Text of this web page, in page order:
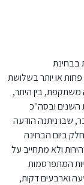
בבחינת
או יותר בשלושת
משתקפת, בין היתר,
השנים ובסה"כ
שבו ניתנה הודעה
ביום הבחינה
ולא מתחייב על
המתפרסמות
וארבעים דקות,